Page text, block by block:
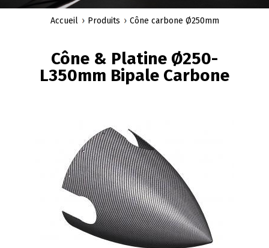
D'ARIANE
Accueil Produits Cône carbone Ø250mm
Cône & Platine Ø250-
L350mm Bipale Carbone